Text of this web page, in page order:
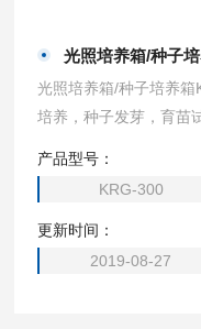
光照培养箱/种子
光照培养箱/种子培养
培养，种子发芽，育苗
产品型号：
KRG-300
更新时间：
2019-08-27